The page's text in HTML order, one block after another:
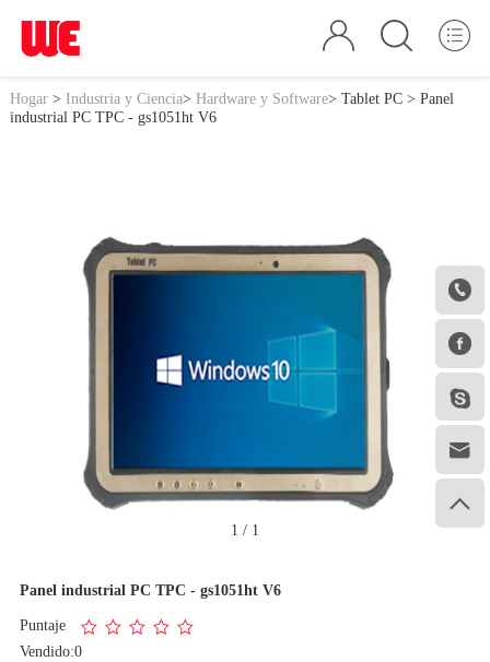





Hogar> Industria y Ciencia> Hardware y Software> Tablet PC> Panel
industrial PC TPC - gs1051ht V6
1 / 1
Panel industrial PC TPC - gs1051ht V6
Puntaje
Vendido:0